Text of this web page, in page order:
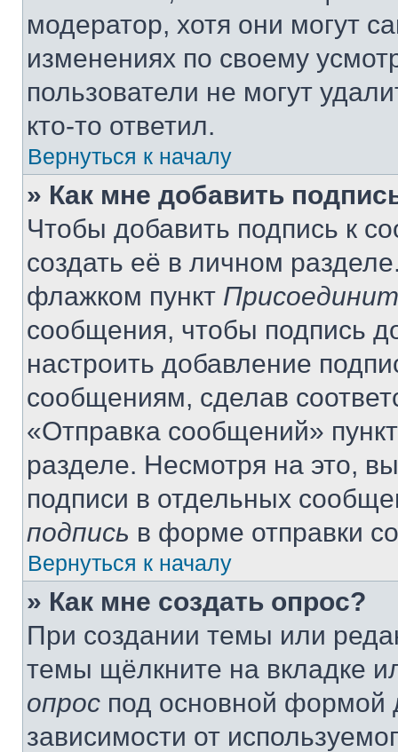
модератор, хотя они могут
изменениях по своему
пользователи не могут
кто-то ответил.
Вернуться к началу
» Как мне добавить
Чтобы добавить подпись к
создать её в личном
флажком пункт
сообщения, чтобы подпись
настроить добавление
сообщениям, сделав
«Отправка сообщений»
разделе. Несмотря на это,
подписи в отдельных
подпись в форме отправки
Вернуться к началу
» Как мне создать опрос?
При создании темы или
темы щёлкните на вкладке
опрос под основной формой
зависимости от